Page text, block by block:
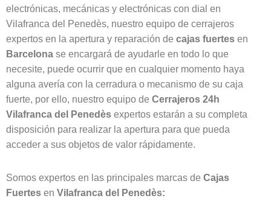
electrónicas, mecánicas y electrónicas con dial en
Vilafranca del Penedès, nuestro equipo de cerrajeros
expertos en la apertura y reparación de cajas fuertes en
Barcelona se encargará de ayudarle en todo lo que
necesite, puede ocurrir que en cualquier momento haya
alguna avería con la cerradura o mecanismo de su caja
fuerte, por ello, nuestro equipo de Cerrajeros 24h
Vilafranca del Penedès expertos estarán a su completa
disposición para realizar la apertura para que pueda
acceder a sus objetos de valor rápidamente.
Somos expertos en las principales marcas de Cajas
Fuertes en Vilafranca del Penedès: